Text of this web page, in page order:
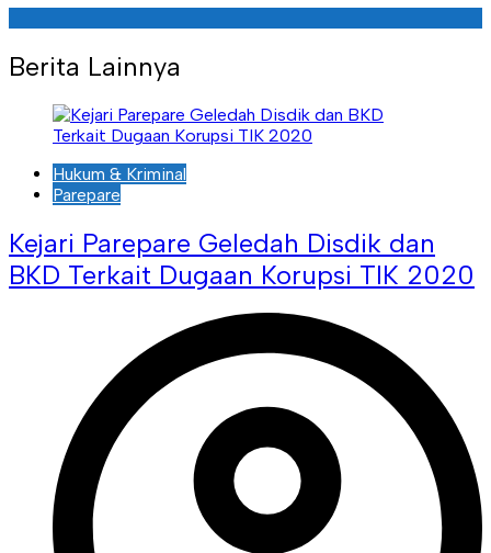
Berita Lainnya
Hukum & Kriminal
Parepare
Kejari Parepare Geledah Disdik dan
BKD Terkait Dugaan Korupsi TIK 2020